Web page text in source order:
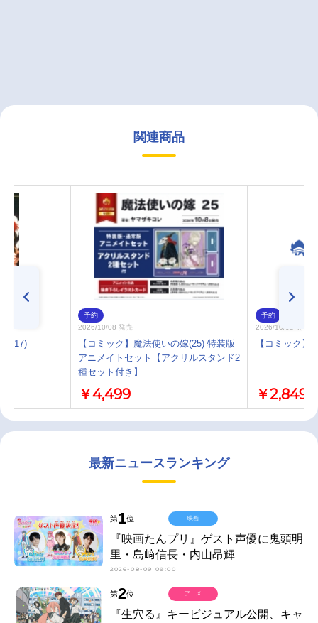
関連商品
(17)
予約
2026/10/08 発売
【コミック】魔法使いの嫁(25) 特装版
アニメイトセット【アクリルスタンド2
種セット付き】
￥4,499
予約
2026/10/08 発売
【コミック】
￥2,849
最新ニュースランキング
第1位
『映画たんプリ』ゲスト声優に鬼頭明
里・島﨑信長・内山昂輝
2026-08-09 09:00
映画
第2位
『生穴る』キービジュアル公開、キャ
アニメ